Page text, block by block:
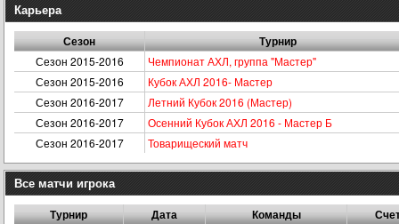
Карьера
Сезон Турнир
Сезон 2015-2016
Чемпионат АХЛ, группа "Мастер"
Сезон 2015-2016
Кубок АХЛ 2016- Мастер
Сезон 2016-2017
Летний Кубок 2016 (Мастер)
Сезон 2016-2017
Осенний Кубок АХЛ 2016 - Мастер Б
Сезон 2016-2017
Товарищеский матч
Все матчи игрока
Турнир Дата Команды